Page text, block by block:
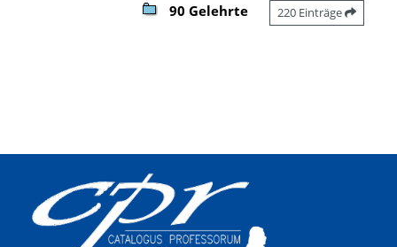
90 Gelehrte 220 Einträge